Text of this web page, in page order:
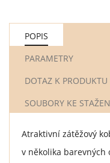
POPIS
PARAMETRY
DOTAZ K PRODUKTU
SOUBORY KE
Atraktivní zátěžový
v několika